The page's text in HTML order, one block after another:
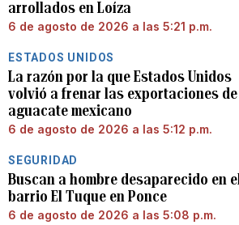
arrollados en Loíza
6 de agosto de 2026 a las 5:21 p.m.
ESTADOS UNIDOS
La razón por la que Estados Unidos
volvió a frenar las exportaciones de
aguacate mexicano
6 de agosto de 2026 a las 5:12 p.m.
SEGURIDAD
Buscan a hombre desaparecido en el
barrio El Tuque en Ponce
6 de agosto de 2026 a las 5:08 p.m.